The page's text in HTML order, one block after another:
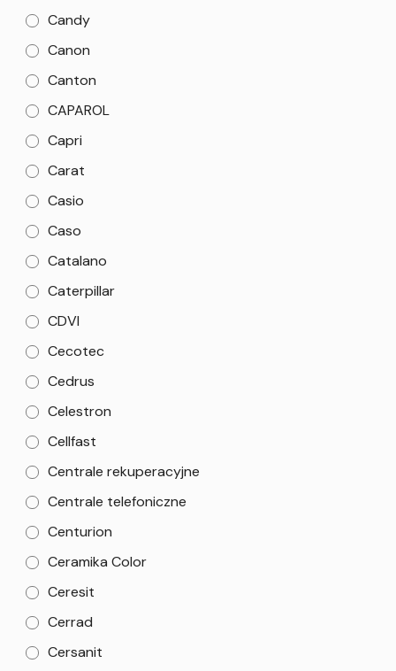
Candy
Canon
Canton
CAPAROL
Capri
Carat
Casio
Caso
Catalano
Caterpillar
CDVI
Cecotec
Cedrus
Celestron
Cellfast
Centrale rekuperacyjne
Centrale telefoniczne
Centurion
Ceramika Color
Ceresit
Cerrad
Cersanit